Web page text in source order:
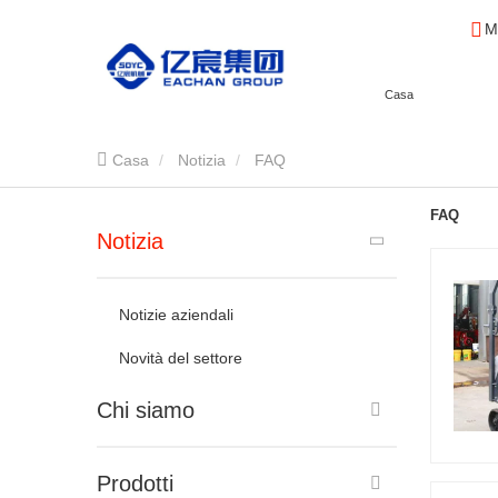
Casa
Casa Notizia FAQ
Notizia
Notizie aziendali
Novità del settore
Chi siamo
Prodotti
FAQ